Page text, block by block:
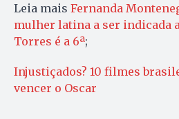
Leia mais Fernanda
mulher latina a ser indicada
Torres é a 6ª;
Injustiçados? 10 filmes
vencer o Oscar